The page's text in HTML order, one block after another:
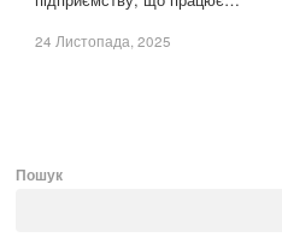
24 Листопада, 2025
Пошук